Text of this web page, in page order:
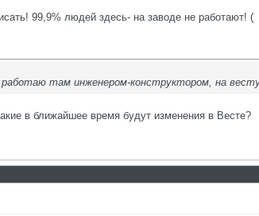
99,9% людей здесь- на заводе не работают! (
там инженером-конструктором, на
в ближайшее время будут изменения в Весте?